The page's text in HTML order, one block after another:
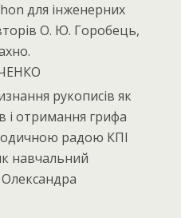
для інженерних
О. Ю. Горобець,
рукописів як
і отримання грифа
радою КПІ
навчальний
Олександра